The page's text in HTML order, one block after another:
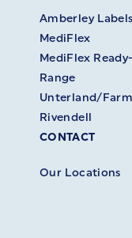
Amberley Labels
MediFlex
MediFlex
Range
Unterland/
Rivendell
CONTACT
Our Locations